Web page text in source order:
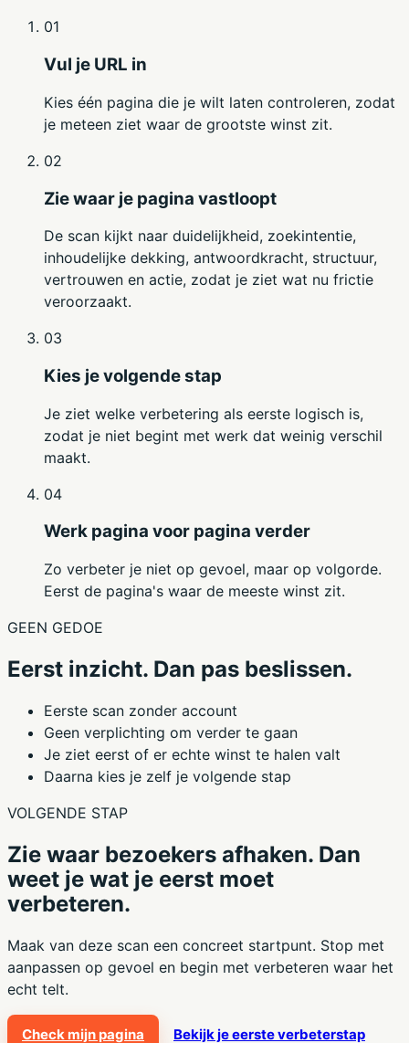
01
Vul je URL in
Kies één pagina die je wilt laten controleren, zodat
je meteen ziet waar de grootste winst zit.
02
Zie waar je pagina vastloopt
De scan kijkt naar duidelijkheid, zoekintentie,
inhoudelijke dekking, antwoordkracht, structuur,
vertrouwen en actie, zodat je ziet wat nu frictie
veroorzaakt.
03
Kies je volgende stap
Je ziet welke verbetering als eerste logisch is,
zodat je niet begint met werk dat weinig verschil
maakt.
04
Werk pagina voor pagina verder
Zo verbeter je niet op gevoel, maar op volgorde.
Eerst de pagina's waar de meeste winst zit.
GEEN GEDOE
Eerst inzicht. Dan pas beslissen.
Eerste scan zonder account
Geen verplichting om verder te gaan
Je ziet eerst of er echte winst te halen valt
Daarna kies je zelf je volgende stap
VOLGENDE STAP
Zie waar bezoekers afhaken. Dan
weet je wat je eerst moet
verbeteren.
Maak van deze scan een concreet startpunt. Stop met
aanpassen op gevoel en begin met verbeteren waar het
echt telt.
Check mijn pagina Bekijk je eerste verbeterstap